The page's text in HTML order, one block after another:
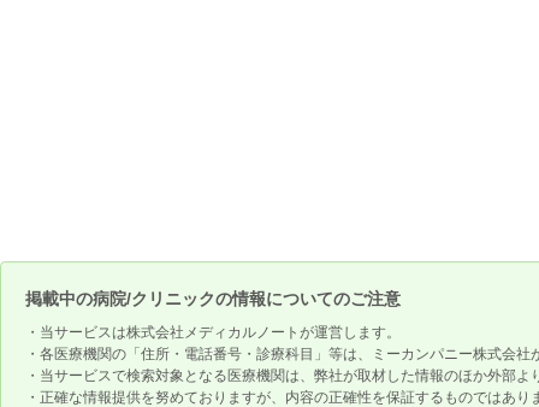
掲載中の病院/クリニックの情報についてのご注意
・当サービスは株式会社メディカルノートが運営します。
・各医療機関の「住所・電話番号・診療科目」等は、ミーカンパニー株式会
・当サービスで検索対象となる医療機関は、弊社が取材した情報のほか外部
・正確な情報提供を努めておりますが、内容の正確性を保証するものではあり